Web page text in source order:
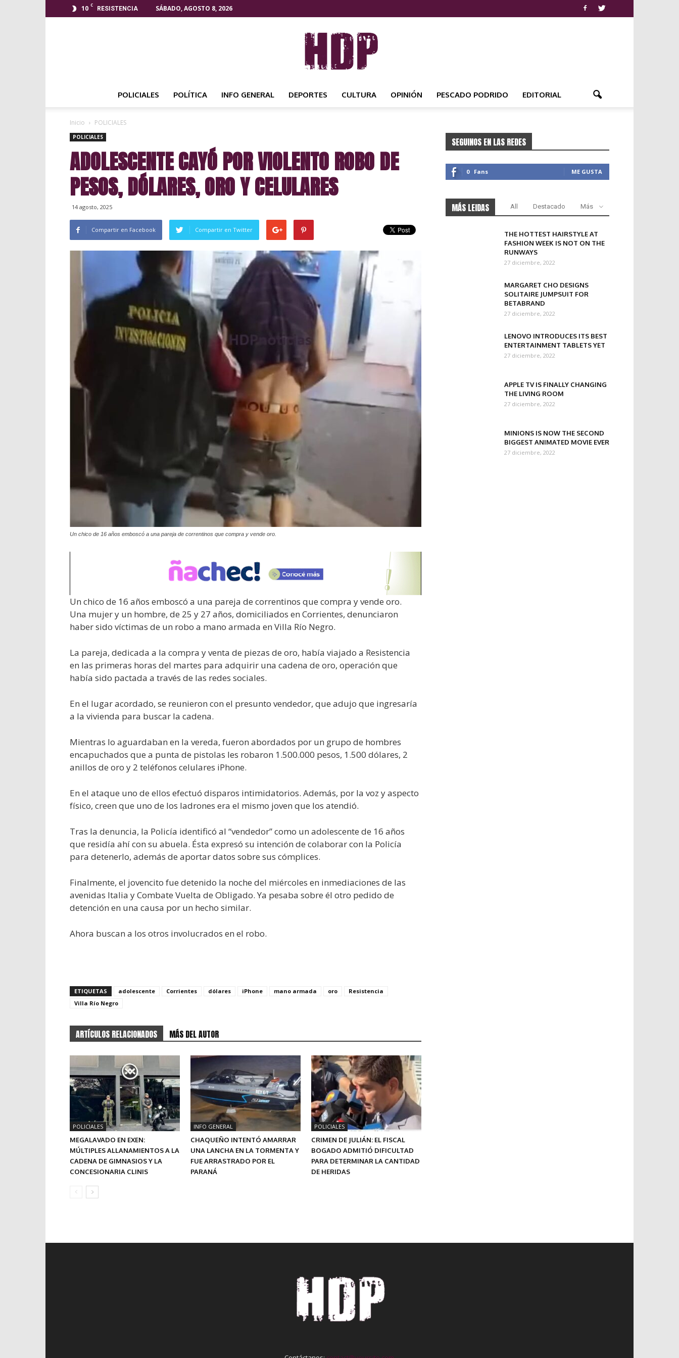
10 C
RESISTENCIA SÁBADO, AGOSTO 8, 2026
NOTICIAS
POLICIALES POLÍTICA INFO GENERAL DEPORTES CULTURA OPINIÓN PESCADO PODRIDO EDITORIAL
Inicio POLICIALES
POLICIALES
ADOLESCENTE CAYÓ POR VIOLENTO ROBO DE
PESOS, DÓLARES, ORO Y CELULARES
14 agosto, 2025
Compartir en Facebook Compartir en Twitter
Un chico de 16 años emboscó a una pareja de correntinos que compra y vende oro.
Un chico de 16 años emboscó a una pareja de correntinos que compra y vende oro.
Una mujer y un hombre, de 25 y 27 años, domiciliados en Corrientes, denunciaron
haber sido víctimas de un robo a mano armada en Villa Río Negro.
La pareja, dedicada a la compra y venta de piezas de oro, había viajado a Resistencia
en las primeras horas del martes para adquirir una cadena de oro, operación que
había sido pactada a través de las redes sociales.
En el lugar acordado, se reunieron con el presunto vendedor, que adujo que ingresaría
a la vivienda para buscar la cadena.
Mientras lo aguardaban en la vereda, fueron abordados por un grupo de hombres
encapuchados que a punta de pistolas les robaron 1.500.000 pesos, 1.500 dólares, 2
anillos de oro y 2 teléfonos celulares iPhone.
En el ataque uno de ellos efectuó disparos intimidatorios. Además, por la voz y aspecto
físico, creen que uno de los ladrones era el mismo joven que los atendió.
Tras la denuncia, la Policía identificó al “vendedor” como un adolescente de 16 años
que residía ahí con su abuela. Ésta expresó su intención de colaborar con la Policía
para detenerlo, además de aportar datos sobre sus cómplices.
Finalmente, el jovencito fue detenido la noche del miércoles en inmediaciones de las
avenidas Italia y Combate Vuelta de Obligado. Ya pesaba sobre él otro pedido de
detención en una causa por un hecho similar.
Ahora buscan a los otros involucrados en el robo.
ETIQUETAS adolescente Corrientes dólares iPhone mano armada oro
Resistencia
Villa Río Negro
ARTÍCULOS RELACIONADOS MÁS DEL AUTOR
POLICIALES
MEGALAVADO EN EXEN:
MÚLTIPLES ALLANAMIENTOS A LA
CADENA DE GIMNASIOS Y LA
CONCESIONARIA CLINIS
INFO GENERAL
CHAQUEÑO INTENTÓ AMARRAR
UNA LANCHA EN LA TORMENTA Y
FUE ARRASTRADO POR EL
PARANÁ
POLICIALES
CRIMEN DE JULIÁN: EL FISCAL
BOGADO ADMITIÓ DIFICULTAD
PARA DETERMINAR LA CANTIDAD
DE HERIDAS
SEGUINOS EN LAS REDES
0 Fans ME GUSTA
MÁS LEIDAS All Destacado Más
THE HOTTEST HAIRSTYLE AT
FASHION WEEK IS NOT ON THE
RUNWAYS
27 diciembre, 2022
MARGARET CHO DESIGNS
SOLITAIRE JUMPSUIT FOR
BETABRAND
27 diciembre, 2022
LENOVO INTRODUCES ITS BEST
ENTERTAINMENT TABLETS YET
27 diciembre, 2022
APPLE TV IS FINALLY CHANGING
THE LIVING ROOM
27 diciembre, 2022
MINIONS IS NOW THE SECOND
BIGGEST ANIMATED MOVIE EVER
27 diciembre, 2022